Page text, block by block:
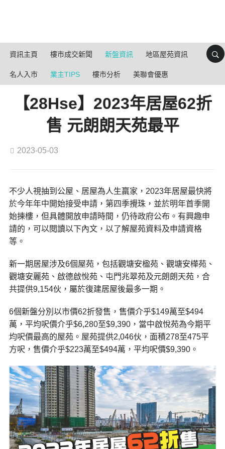
資訊主頁 樓市成交新聞 新盤資訊 地區屋苑資訊
名人入市 業主TIPS 樓市分析 美聯會優惠
【28Hse】2023年居屋62折
售 元朗朗天苑最平
2023-05-03
不少人視抽到公屋、居屋為人生羸家，2023年居屋最快將
於今年年中開始接受申請，第四季攪珠，並於明年首季開
始揀樓，但具體開放申請時間，仍待政府公布。有興趣申
請的，可以閱讀以下內文，以了解屋苑資料及申請資格
等。
新一期居屋涉及6個屋苑，包括觀塘安楹苑、觀塘安樺苑、
觀塘安麗苑、啟德啟悅苑、屯門兆翠苑及元朗朗天苑，合
共提供9,154伙，屬於復建居屋後最多一期。
6個新盤分別以市價62折發售，售價介乎$149萬至$494
萬，平均呎價介乎$6,280至$9,390，當中啟悅苑為今期平
均呎價最高的屋苑。屋苑提供2,046伙，面積278至475平
方呎，售價介乎$223萬至$494萬，平均呎價$9,390。